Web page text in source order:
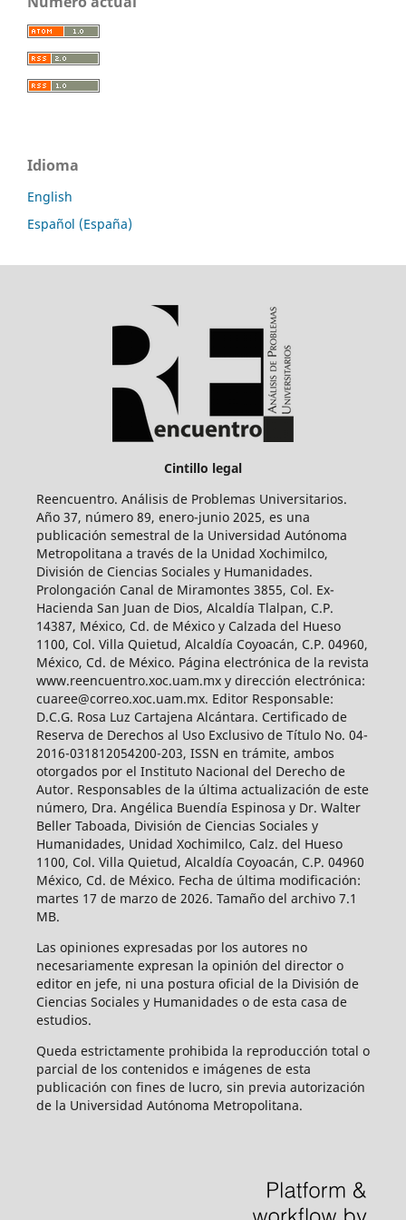
Idioma
English
Español (España)
Cintillo legal
Reencuentro. Análisis de Problemas Universitarios.
Año 37, número 89, enero-junio 2025, es una
publicación semestral de la Universidad Autónoma
Metropolitana a través de la Unidad Xochimilco,
División de Ciencias Sociales y Humanidades.
Prolongación Canal de Miramontes 3855, Col. Ex-
Hacienda San Juan de Dios, Alcaldía Tlalpan, C.P.
14387, México, Cd. de México y Calzada del Hueso
1100, Col. Villa Quietud, Alcaldía Coyoacán, C.P. 04960,
México, Cd. de México. Página electrónica de la revista
www.reencuentro.xoc.uam.mx y dirección electrónica:
cuaree@correo.xoc.uam.mx. Editor Responsable:
D.C.G. Rosa Luz Cartajena Alcántara. Certificado de
Reserva de Derechos al Uso Exclusivo de Título No. 04-
2016-031812054200-203, ISSN en trámite, ambos
otorgados por el Instituto Nacional del Derecho de
Autor. Responsables de la última actualización de este
número, Dra. Angélica Buendía Espinosa y Dr. Walter
Beller Taboada, División de Ciencias Sociales y
Humanidades, Unidad Xochimilco, Calz. del Hueso
1100, Col. Villa Quietud, Alcaldía Coyoacán, C.P. 04960
México, Cd. de México. Fecha de última modificación:
martes 17 de marzo de 2026. Tamaño del archivo 7.1
MB.
Las opiniones expresadas por los autores no
necesariamente expresan la opinión del director o
editor en jefe, ni una postura oficial de la División de
Ciencias Sociales y Humanidades o de esta casa de
estudios.
Queda estrictamente prohibida la reproducción total o
parcial de los contenidos e imágenes de esta
publicación con fines de lucro, sin previa autorización
de la Universidad Autónoma Metropolitana.